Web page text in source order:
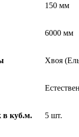
150 мм
6000 мм
Хвоя
в куб.м. 5 шт.